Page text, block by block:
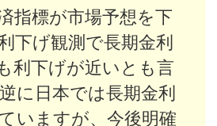
指標が市場予想を下
下げ観測で長期金利
利下げが近いとも言
に日本では長期金利
いますが、今後明確